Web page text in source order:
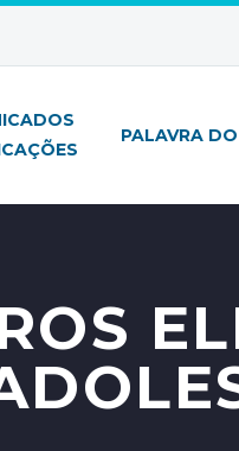
PALAVRA